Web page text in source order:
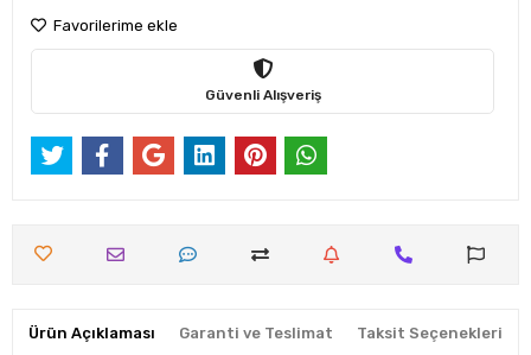
Favorilerime ekle
Güvenli Alışveriş
Ürün Açıklaması Garanti ve Teslimat Taksit Seçenekleri